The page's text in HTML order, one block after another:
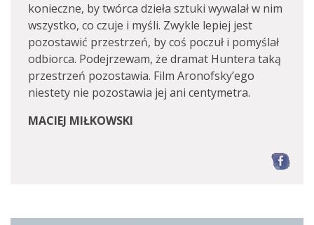
konieczne, by twórca dzieła sztuki wywalał w nim
wszystko, co czuje i myśli. Zwykle lepiej jest
pozostawić przestrzeń, by coś poczuł i pomyślał
odbiorca. Podejrzewam, że dramat Huntera taką
przestrzeń pozostawia. Film Aronofsky’ego
niestety nie pozostawia jej ani centymetra.
MACIEJ MIŁKOWSKI